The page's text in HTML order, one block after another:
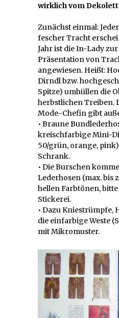
wirklich vom
Zunächst einmal:
fescher Tracht
Jahr ist die In-Lady
Präsentation von
angewiesen. Heißt:
Dirndl bzw.
Spitze) umhüllen die
herbstlichen Treiben.
Mode-Chefin gibt
• Braune
kreischfarbige Mini-
50/grün, orange,
Schrank.
• Die Burschen
Lederhosen (max. bis
hellen Farbtönen,
Stickerei.
• Dazu Kniestrümpfe,
die einfarbige Weste
mit Mikromuster.